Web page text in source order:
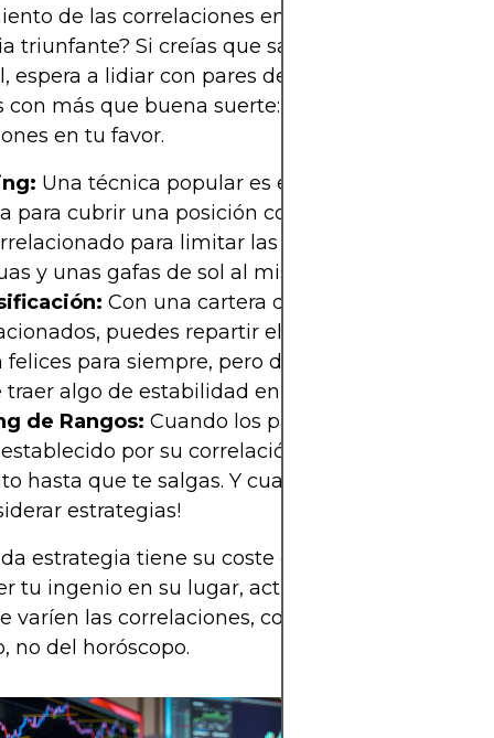
de las correlaciones entre pares de divisas
triunfante? Si creías que saber cuáles zapatos
espera a lidiar con pares de divisas. Pero aquí
con más que buena suerte: estrategias reales
en tu favor.
Una técnica popular es el "hedging", una
para cubrir una posición comprando o
para limitar las pérdidas. Es como
y unas gafas de sol al mismo tiempo, por si
Con una cartera diversificada de pares
puedes repartir el riesgo. No todos los
felices para siempre, pero diversificar tus
traer algo de estabilidad en tu libro de
de Rangos: Cuando los pares se mueven
por su correlación, puedes jugar en
hasta que te salgas. Y cuando lo hagas, ¡es
estrategias!
estrategia tiene su coste de oportunidad.
tu ingenio en su lugar, actualizando estrategias
varíen las correlaciones, como repaso diario del
no del horóscopo.